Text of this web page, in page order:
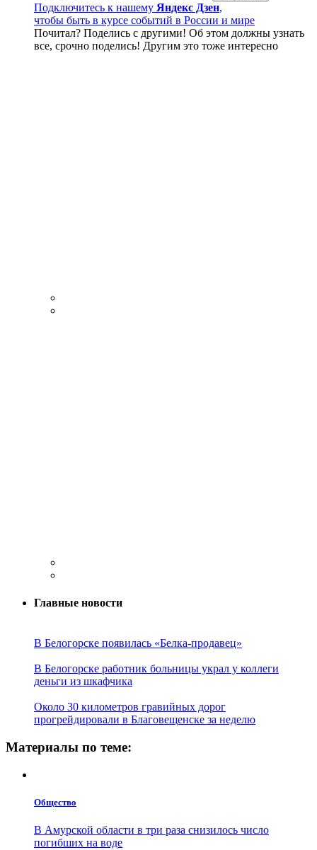
Подключитесь к нашему Яндекс Дзен,
чтобы быть в курсе событий в России и мире
Почитал? Поделись с другими! Об этом должны узнать
все, срочно поделись! Другим это тоже интересно
Главные новости
В Белогорске появилась «Белка-продавец»
В Белогорске работник больницы украл у коллеги
деньги из шкафчика
Около 30 километров гравийных дорог
прогрейдировали в Благовещенске за неделю
Материалы по теме:
Общество
В Амурской области в три раза снизилось число
погибших на воде